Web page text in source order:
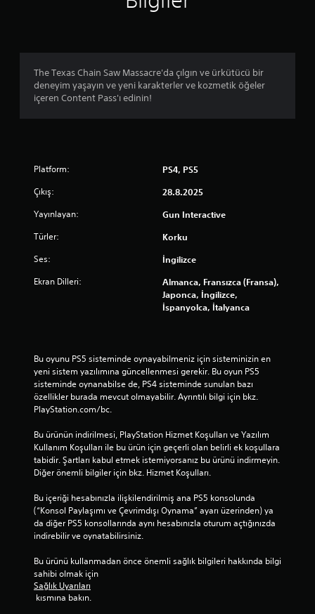
n
3
9
ı
The Texas Chain Saw Massacre'da çılgın ve ürkütücü bir
deneyim yaşayın ve yeni karakterler ve kozmetik öğeler
içeren Content Pass'ı edinin!
Platform: PS4, PS5
Çıkış: 28.8.2025
Yayınlayan: Gun Interactive
Türler: Korku
Ses: İngilizce
Ekran Dilleri:
Almanca, Fransızca (Fransa),
Japonca, İngilizce,
İspanyolca, İtalyanca
Bu oyunu PS5 sisteminde oynayabilmeniz için sisteminizin en
yeni sistem yazılımına güncellenmesi gerekir. Bu oyun PS5
sisteminde oynanabilse de, PS4 sisteminde sunulan bazı
özellikler burada mevcut olmayabilir. Ayrıntılı bilgi için bkz.
PlayStation.com/bc.
Bu ürünün indirilmesi, PlayStation Hizmet Koşulları ve Yazılım
Kullanım Koşulları ile bu ürün için geçerli olan belirli ek koşullara
tabidir. Şartları kabul etmek istemiyorsanız bu ürünü indirmeyin.
Diğer önemli bilgiler için bkz. Hizmet Koşulları.
Bu içeriği hesabınızla ilişkilendirilmiş ana PS5 konsolunda
(“Konsol Paylaşımı ve Çevrimdışı Oynama” ayarı üzerinden) ya
da diğer PS5 konsollarında aynı hesabınızla oturum açtığınızda
indirebilir ve oynatabilirsiniz.
Bu ürünü kullanmadan önce önemli sağlık bilgileri hakkında bilgi
sahibi olmak için
Sağlık Uyarıları
kısmına bakın.